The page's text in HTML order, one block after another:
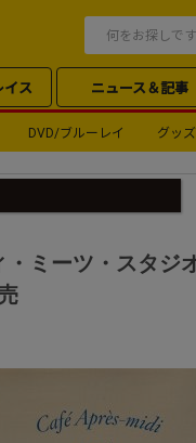
イス ニュース＆記事
DVD/ブルーレイ グッズ
・ミーツ・スタジ